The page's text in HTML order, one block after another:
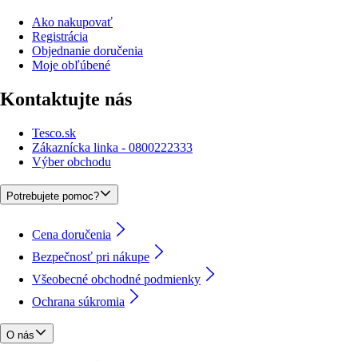
Ako nakupovať
Registrácia
Objednanie doručenia
Moje obľúbené
Kontaktujte nás
Tesco.sk
Zákaznícka linka - 0800222333
Výber obchodu
Potrebujete pomoc?
Cena doručenia
Bezpečnosť pri nákupe
Všeobecné obchodné podmienky
Ochrana súkromia
O nás